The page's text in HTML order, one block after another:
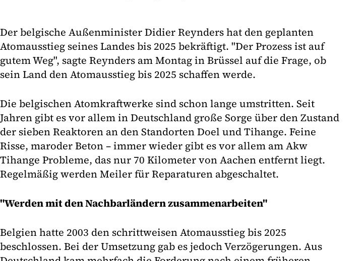
Der belgische Außenminister Didier Reynders hat den geplanten
Atomausstieg seines Landes bis 2025 bekräftigt. "Der Prozess ist auf
gutem Weg", sagte Reynders am Montag in Brüssel auf die Frage, ob
sein Land den Atomausstieg bis 2025 schaffen werde.
Die belgischen Atomkraftwerke sind schon lange umstritten. Seit
Jahren gibt es vor allem in Deutschland große Sorge über den Zustand
der sieben Reaktoren an den Standorten Doel und Tihange. Feine
Risse, maroder Beton – immer wieder gibt es vor allem am Akw
Tihange Probleme, das nur 70 Kilometer von Aachen entfernt liegt.
Regelmäßig werden Meiler für Reparaturen abgeschaltet.
"Werden mit den Nachbarländern zusammenarbeiten"
Belgien hatte 2003 den schrittweisen Atomausstieg bis 2025
beschlossen. Bei der Umsetzung gab es jedoch Verzögerungen. Aus